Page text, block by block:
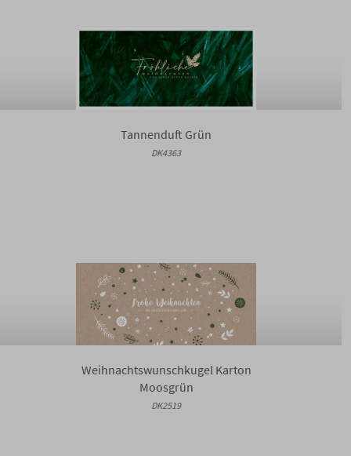
Tannenduft Grün
DK4363
Weihnachtswunschkugel Karton
Moosgrün
DK2519